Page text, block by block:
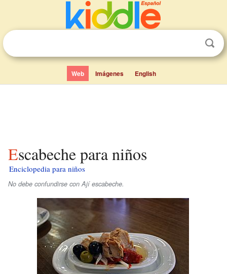
Web Imágenes English
Escabeche para niños
Enciclopedia para niños
No debe confundirse con Ají escabeche.